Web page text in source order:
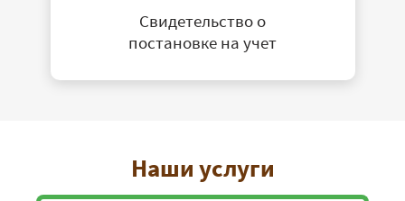
Свидетельство о
постановке на учет
Наши услуги